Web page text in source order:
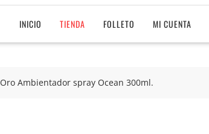
INICIO TIENDA FOLLETO MI CUENTA
Oro Ambientador spray Ocean 300ml.